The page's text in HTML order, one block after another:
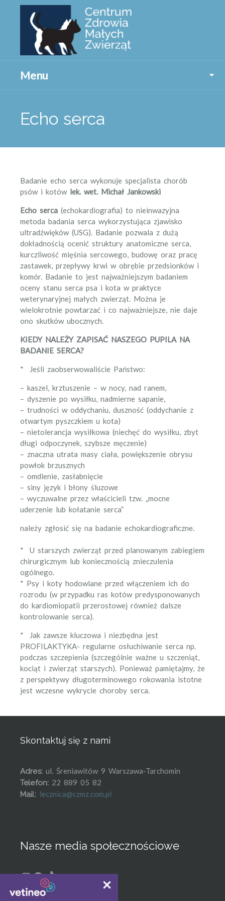
Menu
Echo serca
Badanie echo serca wykonuje specjalista chorób
psów i kotów lek. wet. Michał Jankowski
Echo serca (echokardiografia) to nieinwazyjna
metoda badania serca wykorzystująca zjawisko
ultradźwięków (USG). Badanie pozwala z dużą
dokładnością ocenić struktury anatomiczne serca,
kurczliwość mięśnia sercowego, budowę oraz pracę
zastawek, przepływy krwi w obrębie przedsionków i
komór. Badanie to jest najważniejszym badaniem
oceny stanu serca psa i kota w praktyce
weterynaryjnej małych zwierząt. Można je
wielokrotnie powtarzać i co najważniejsze, nie daje
ono skutków ubocznych.
KIEDY NALEŻY ZAPISAĆ NASZEGO PUPILA NA
BADANIE SERCA?
* Jeśli zaobserwowaliście Państwo:
– kaszel, krztuszenie – w nocy, nad ranem,
– dyszenie po wysiłku, nadmierne sapanie,
– trudności w oddychaniu, duszność (oddychanie z
otwartym pyszczkiem u kota)
– nietolerancja wysiłkowa (niechęć do wysiłku, zbyt
długi odpoczynek, szybsze męczenie)
– znaczna utrata masy ciała, powiększenie obrysu
powłok brzusznych
– omdlenie, zasłabnięcie
– siny język i błony śluzowe
– wyczuwalne przez właścicieli tzw. „mocne
uderzenie lub kołatanie serca”
należy zgłosić się na badanie echokardiograficzne.
* U starszych zwierząt przed planowanym zabiegiem
chirurgicznym lub koniecznością znieczulenia
ogólnego.
* Psy i koty hodowlane przed włączeniem ich do
rozrodu (w przypadku ras kotów predysponowanych
do kardiomiopatii przerostowej również dalsze
kontrolowanie serca).
* Jak zawsze kluczowa i niezbędna jest
PROFILAKTYKA- regularne osłuchiwanie serca np.
podczas szczepienia (szczególnie ważne u szczeniąt,
kociąt i zwierząt starszych). Ponieważ pamiętajmy, że
z perspektywy długoterminowego rokowania istotne
jest wczesne wykrycie choroby serca.
Skontaktuj się z nami
Adres:ul. Śreniawitów 9 Warszawa-Tarchomin
Telefon: 22 889 05 82
Mail: lecznica@czmz.com.pl
Nasze media społecznościowe
Instagram
Facebook
TikTok